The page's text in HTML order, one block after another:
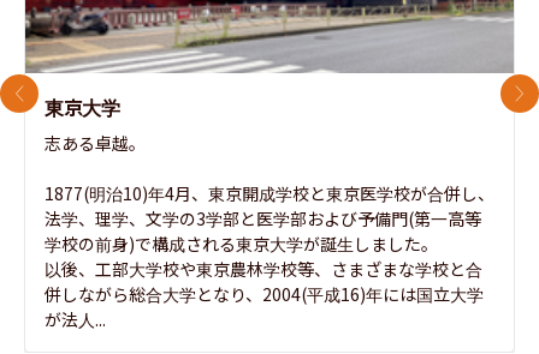
東京大学
志ある卓越。
1877(明治10)年4月、東京開成学校と東京医学校が合併し、
法学、理学、文学の3学部と医学部および予備門(第一高等
学校の前身)で構成される東京大学が誕生しました。
以後、工部大学校や東京農林学校等、さまざまな学校と合
併しながら総合大学となり、2004(平成16)年には国立大学
が法人...
前のスライド 次